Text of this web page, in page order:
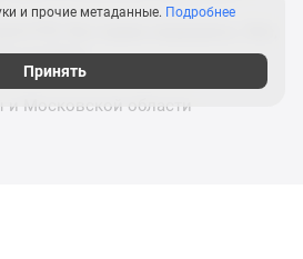
Московской области
и прочие метаданные. Подробнее
Принять